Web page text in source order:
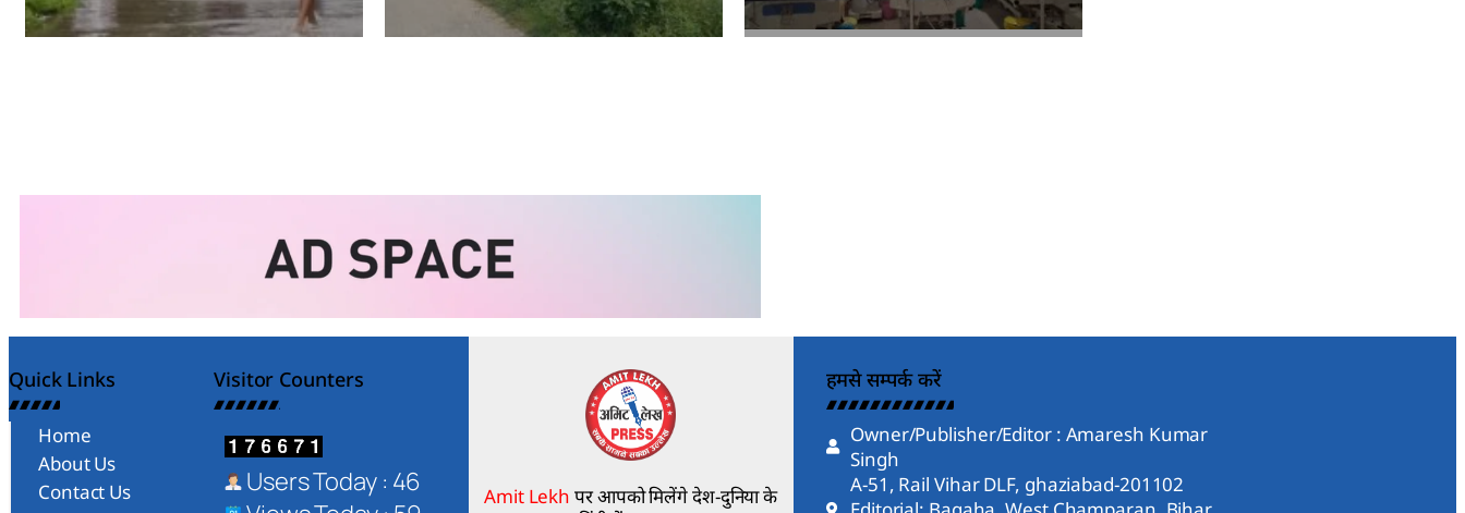
Amit Lekh Amit Lekh
Quick Links
Home
About Us
Contact Us
Visitor Counters
Users Today : 46
Amit Lekh पर आपको मिलेंगे देश-दुनिया के
हमसे सम्पर्क करें
Owner/Publisher/Editor : Amaresh Kumar
Singh
A-51, Rail Vihar DLF, ghaziabad-201102